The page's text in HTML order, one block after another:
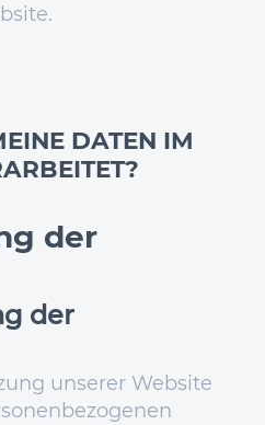
DATEN IM
der
der
unserer Website